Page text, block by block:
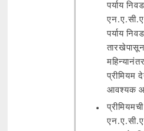
पर्याय
पर्याय
प्रीमियम
आवश्यक